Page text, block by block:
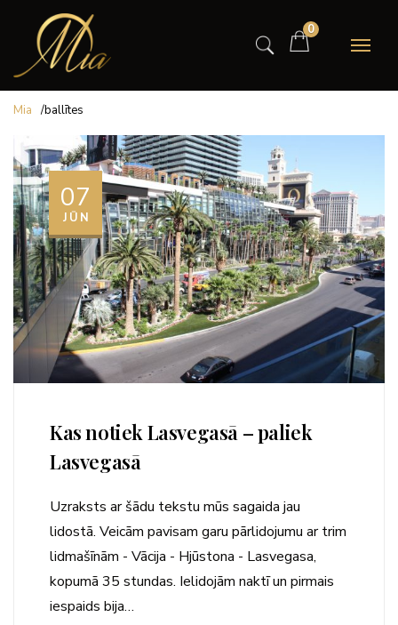
0
Mia /ballītes
07
JŪN
Kas notiek Lasvegasā – paliek
Lasvegasā
Uzraksts ar šādu tekstu mūs sagaida jau
lidostā. Veicām pavisam garu pārlidojumu ar trim
lidmašīnām - Vācija - Hjūstona - Lasvegasa,
kopumā 35 stundas. Ielidojām naktī un pirmais
iespaids bija…